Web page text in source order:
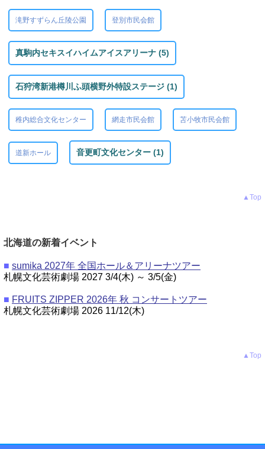
滝野すずらん丘陵公園 登別市民会館
真駒内セキスイハイムアイスアリーナ (5)
石狩湾新港樽川ふ頭横野外特設ステージ (1)
稚内総合文化センター 網走市民会館 苫小牧市民会館
道新ホール 音更町文化センター (1)
▲Top
北海道の新着イベント
■ sumika 2027年 全国ホール＆アリーナツアー
札幌文化芸術劇場 2027 3/4(木) ～ 3/5(金)
■ FRUITS ZIPPER 2026年 秋 コンサートツアー
札幌文化芸術劇場 2026 11/12(木)
▲Top